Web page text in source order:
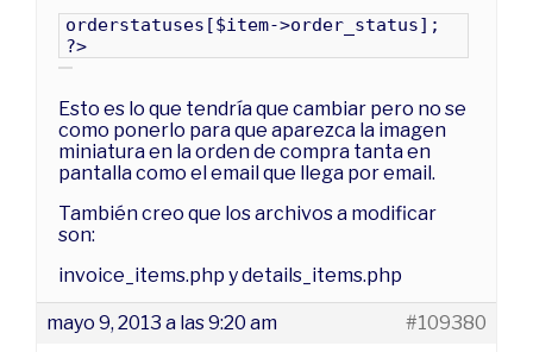
orderstatuses[$item->order_status];
?>
Esto es lo que tendría que cambiar pero no se
como ponerlo para que aparezca la imagen
miniatura en la orden de compra tanta en
pantalla como el email que llega por email.
También creo que los archivos a modificar
son:
invoice_items.php y details_items.php
mayo 9, 2013 a las 9:20 am #109380